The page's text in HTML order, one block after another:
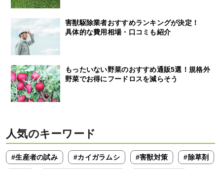
害獣駆除業者おすすめランキングが決定！
具体的な費用相場・口コミも紹介
もったいない野菜のおすすめ通販5選！規格外
野菜でお得にフードロスを減らそう
人気のキーワード
#生産者の試み #カイガラムシ #害獣対策 #除草剤